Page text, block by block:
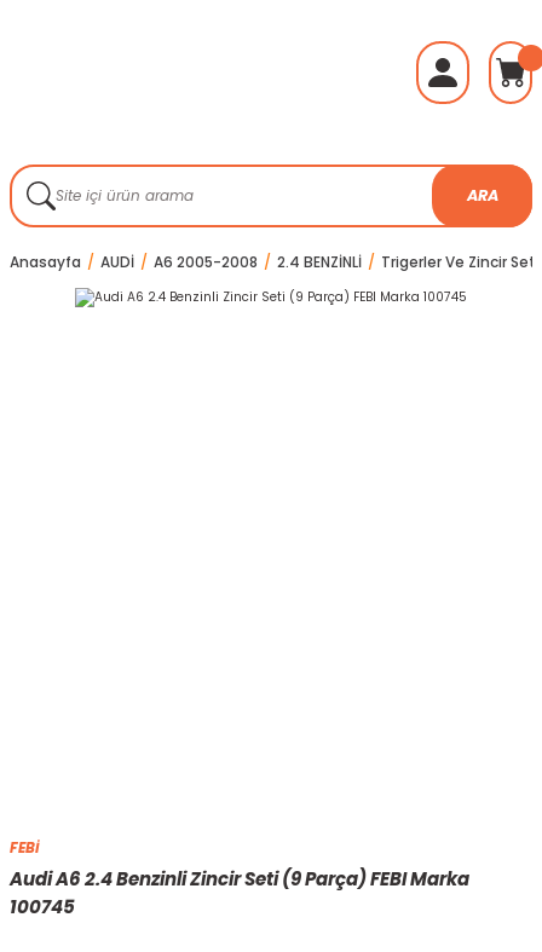
ARA
Anasayfa AUDİ A6 2005-2008 2.4 BENZİNLİ Trigerler Ve Zincir Seti
FEBİ
Audi A6 2.4 Benzinli Zincir Seti (9 Parça) FEBI Marka
100745